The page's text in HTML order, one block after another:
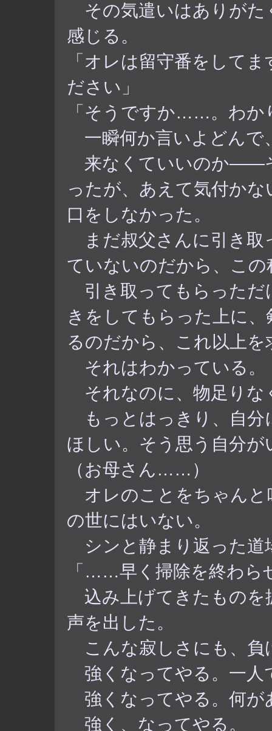
その気遣いはありがた
感じる。
「オレは留守番をして
ださい」
「そうですか……。わか
一瞬何か言いよどんで
来なくていいのか――
ったが、あえて気付か
口をしなかった。
まだ叔父さんに引き取
ていないのだから、こ
引き取ってもらっただ
きをしてもらった上に
るのだから、これ以上
それはわかっている。
それなのに、物足りな
もっとはっきり、自分
ほしい。そう思う自分が
（お母さん……）
オレのことをちゃんと
の世にはいない。
シンと静まり返った道
「……早く掃除を終わら
込み上げてきたものを
声を出した。
こんな寂しさにも、負
強くなってやる。一人
強くなってやる。何が
強く、なってやる。